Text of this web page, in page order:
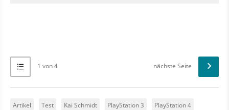
1 von 4 nächste Seite
Artikel Test Kai Schmidt PlayStation 3 PlayStation 4